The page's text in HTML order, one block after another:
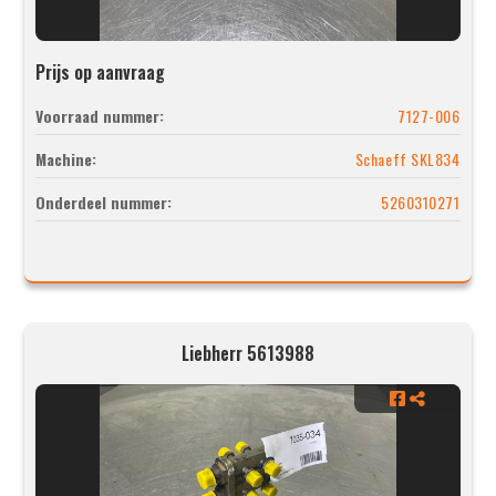
Prijs op aanvraag
Voorraad nummer:
7127-006
Machine:
Schaeff SKL834
Onderdeel nummer:
5260310271
Liebherr 5613988